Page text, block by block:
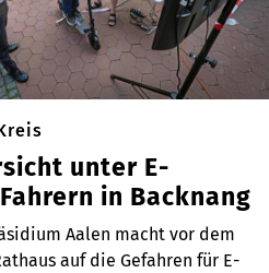
unter E-
in Backnang
Aalen macht vor dem
auf die Gefahren für E-